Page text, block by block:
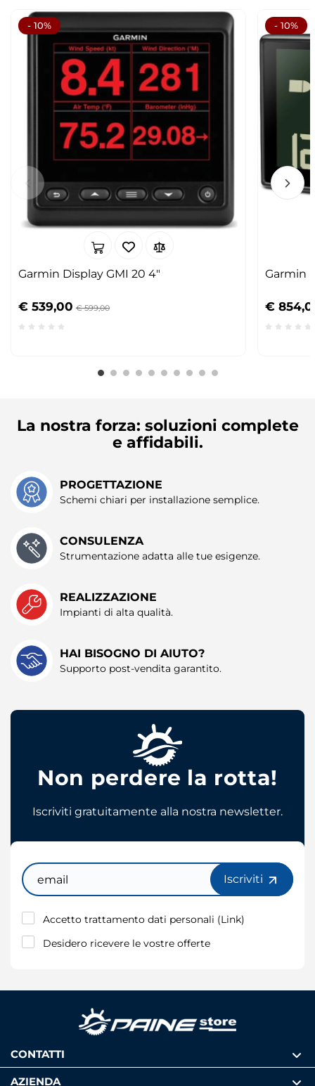
- 10%
Garmin Display GMI 20 4"
€ 539,00 € 599,00
- 10%
Garmin
€
La nostra forza: soluzioni complete
e affidabili.
PROGETTAZIONE
Schemi chiari per installazione semplice.
CONSULENZA
Strumentazione adatta alle tue esigenze.
REALIZZAZIONE
Impianti di alta qualità.
HAI BISOGNO DI AIUTO?
Supporto post-vendita garantito.
Non perdere la rotta!
Iscriviti gratuitamente alla nostra newsletter.
Email
Iscriviti
Accetto trattamento dati personali (Link)
Desidero ricevere le vostre offerte
CONTATTI
AZIENDA